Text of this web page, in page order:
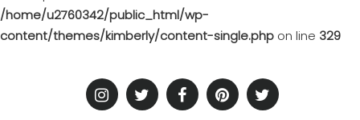
/home/u2760342/public_html/wp-
content/themes/kimberly/content-single.php on line 329